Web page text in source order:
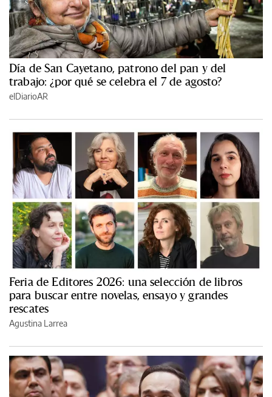
Día de San Cayetano, patrono del pan y del
trabajo: ¿por qué se celebra el 7 de agosto?
elDiarioAR
Feria de Editores 2026: una selección de libros
para buscar entre novelas, ensayo y grandes
rescates
Agustina Larrea